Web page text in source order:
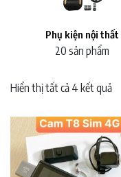
Phụ kiện nội thất
20 sản phẩm
Hiển thị tất cả 4 kết quả